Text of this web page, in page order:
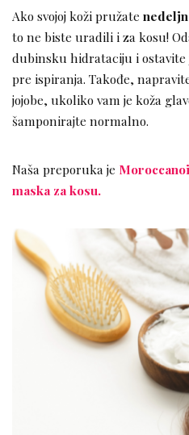
Ako svojoj koži pružate
to ne biste uradili i za kosu!
dubinsku hidrataciju i ostavite
pre ispiranja. Takođe,
jojobe, ukoliko vam je koža
šamponirajte normalno.
Naša preporuka je
maska za kosu.